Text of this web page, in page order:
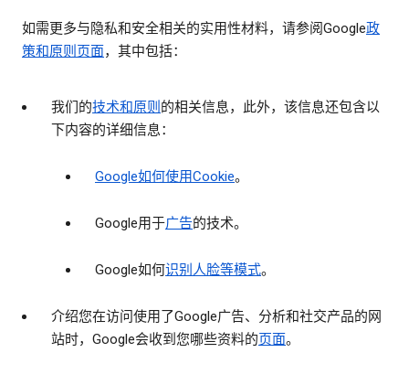
如需更多与隐私和安全相关的实用性材料，请参阅Google政
策和原则页面，其中包括：
我们的技术和原则 的相关信息，此外，该信息还包含以
下内容的详细信息：
Google如何使用Cookie。
Google用于广告的技术。
Google如何识别人脸等模式。
介绍您在访问使用了Google广告、分析和社交产品的网
站时，Google会收到您哪些资料的页面。